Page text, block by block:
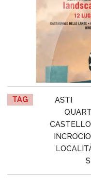
TAG ASTI
INCROCIO